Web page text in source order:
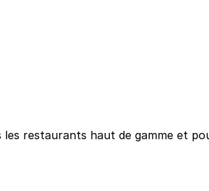
restaurants haut de gamme et